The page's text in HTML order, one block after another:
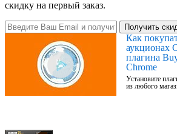
скидку на первый заказ.
Получить
Как
плагина
Chrome
Установите
из любого